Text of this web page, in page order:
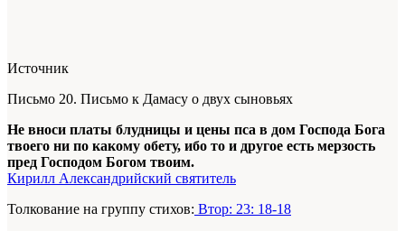
Источник
Письмо 20. Письмо к Дамасу о двух сыновьях
Не вноси платы блудницы и цены пса в дом Господа Бога
твоего ни по какому обету, ибо то и другое есть мерзость
пред Господом Богом твоим.
Кирилл Александрийский святитель
Толкование на группу стихов: Втор: 23: 18-18